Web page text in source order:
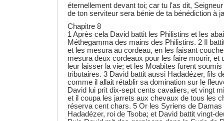
éternellement devant toi; car tu l'as dit,
de ton serviteur sera bénie de ta bénédiction à
Chapitre 8
1 Après cela David battit les Philistins et les
Méthegamma des mains des Philistins. 2 Il
et les mesura au cordeau, en les faisant
mesura deux cordeaux pour les faire mourir, et
leur laisser la vie; et les Moabites furent
tributaires. 3 David battit aussi Hadadézer, fils
comme il allait rétablir sa domination sur le
David lui prit dix-sept cents cavaliers, et vingt
et il coupa les jarrets aux chevaux de tous les
réserva cent chars. 5 Or les Syriens de
Hadadézer, roi de Tsoba; et David battit vingt-